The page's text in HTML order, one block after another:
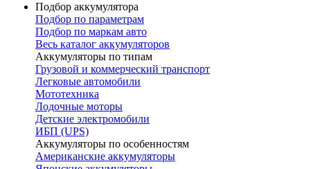
Подбор аккумулятора
Подбор по параметрам
Подбор по маркам авто
Весь каталог аккумуляторов
Аккумуляторы по типам
Грузовой и коммерческий транспорт
Легковые автомобили
Мототехника
Лодочные моторы
Детские электромобили
ИБП (UPS)
Аккумуляторы по особенностям
Американские аккумуляторы